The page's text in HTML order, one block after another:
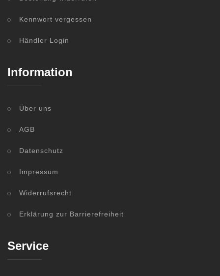
Kennwort vergessen
Händler Login
Information
Über uns
AGB
Datenschutz
Impressum
Widerrufsrecht
Erklärung zur Barrierefreiheit
Service